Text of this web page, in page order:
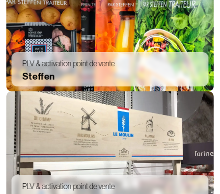
PLV & activation point de vente
Steffen
PLV & activation point de vente